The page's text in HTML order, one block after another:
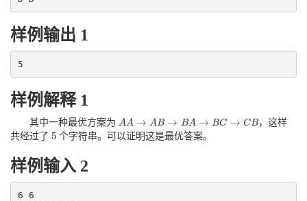
样例输出 1
样例解释 1
其中一种最优方案为 AA → AB → BA → BC → CB
AA→A B→ BA →BC → CB
，这样
共经过了 5
5 个字符串。可以证明这是最优答案。
样例输入 2
6 6